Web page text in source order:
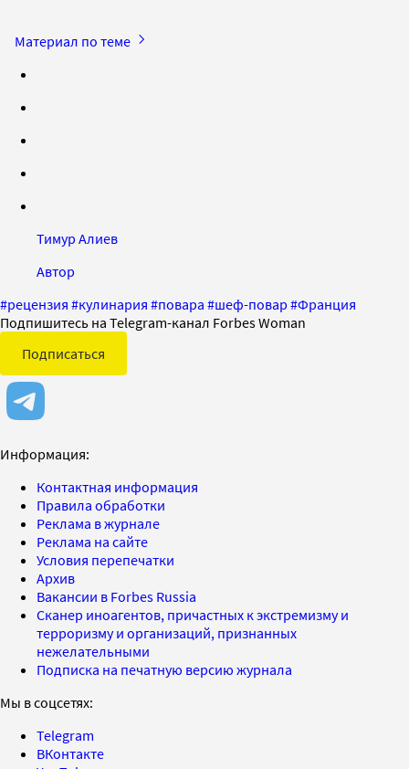
Материал по теме
Тимур Алиев
Автор
#рецензия #кулинария #повара #шеф-повар #Франция
Подпишитесь на Telegram-канал Forbes Woman
Подписаться
Информация:
Контактная информация
Правила обработки
Реклама в журнале
Реклама на сайте
Условия перепечатки
Архив
Вакансии в Forbes Russia
Сканер иноагентов, причастных к экстремизму и
терроризму и организаций, признанных
нежелательными
Подписка на печатную версию журнала
Мы в соцсетях:
Telegram
ВКонтакте